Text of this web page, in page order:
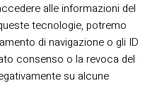
alle informazioni del
tecnologie, potremo
di navigazione o gli ID
consenso o la revoca del
su alcune